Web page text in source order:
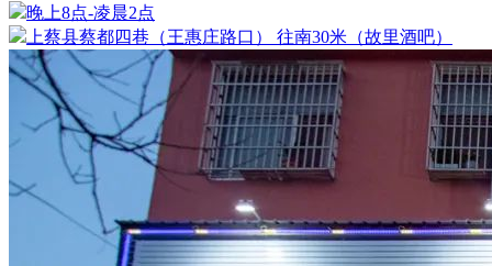
晚上8点-凌晨2点
上蔡县蔡都四巷（王惠庄路口） 往南30米（故里酒吧）